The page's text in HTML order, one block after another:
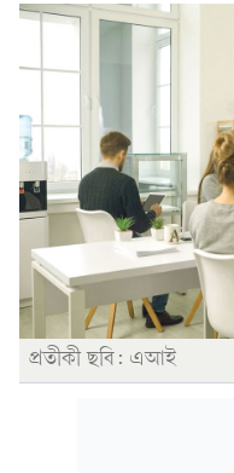
প্রতীকী ছবি: এআই